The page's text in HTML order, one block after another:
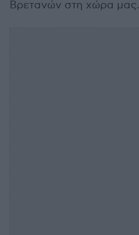
Βρετανών στη χώρα μας.